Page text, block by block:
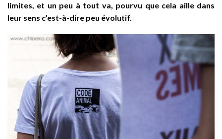
limites, et un peu à tout va, pourvu que cela aille dans
leur sens c’est-à-dire peu évolutif.